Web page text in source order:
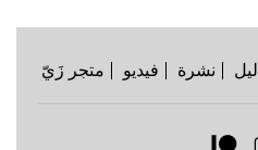
نشرة فيديو متجر زَيّ